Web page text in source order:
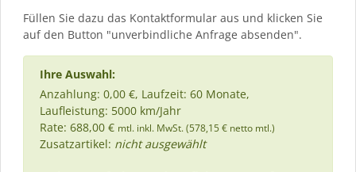
Füllen Sie dazu das Kontaktformular aus und klicken Sie
auf den Button "unverbindliche Anfrage absenden".
Ihre Auswahl:
Anzahlung: 0,00 €, Laufzeit: 60 Monate,
Laufleistung: 5000 km/Jahr
Rate: 688,00 € mtl. inkl. MwSt. (578,15 € netto mtl.)
Zusatzartikel: nicht ausgewählt